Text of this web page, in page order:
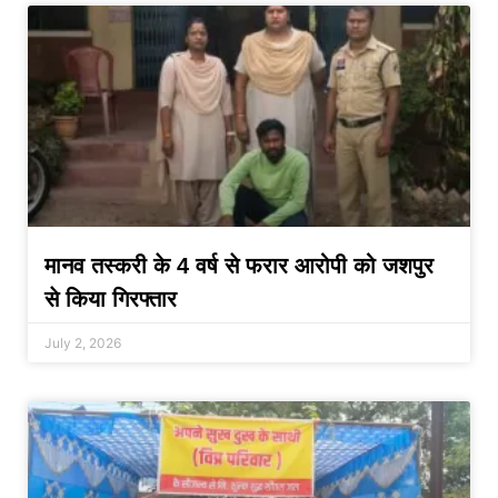
मानव तस्करी के 4 वर्ष से फरार आरोपी को जशपुर
से किया गिरफ्तार
July 2, 2026